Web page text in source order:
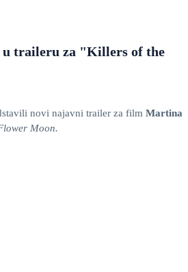
traileru za "Killers of the
novi najavni trailer za film Martina
Moon.